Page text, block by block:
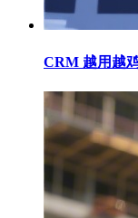
CRM 越用越